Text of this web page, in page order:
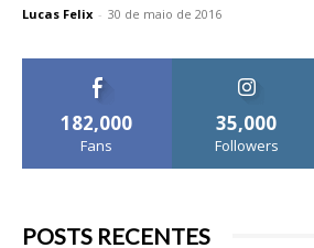
Lucas Felix - 30 de maio de 2016
182,000
Fans
35,000
Followers
POSTS RECENTES